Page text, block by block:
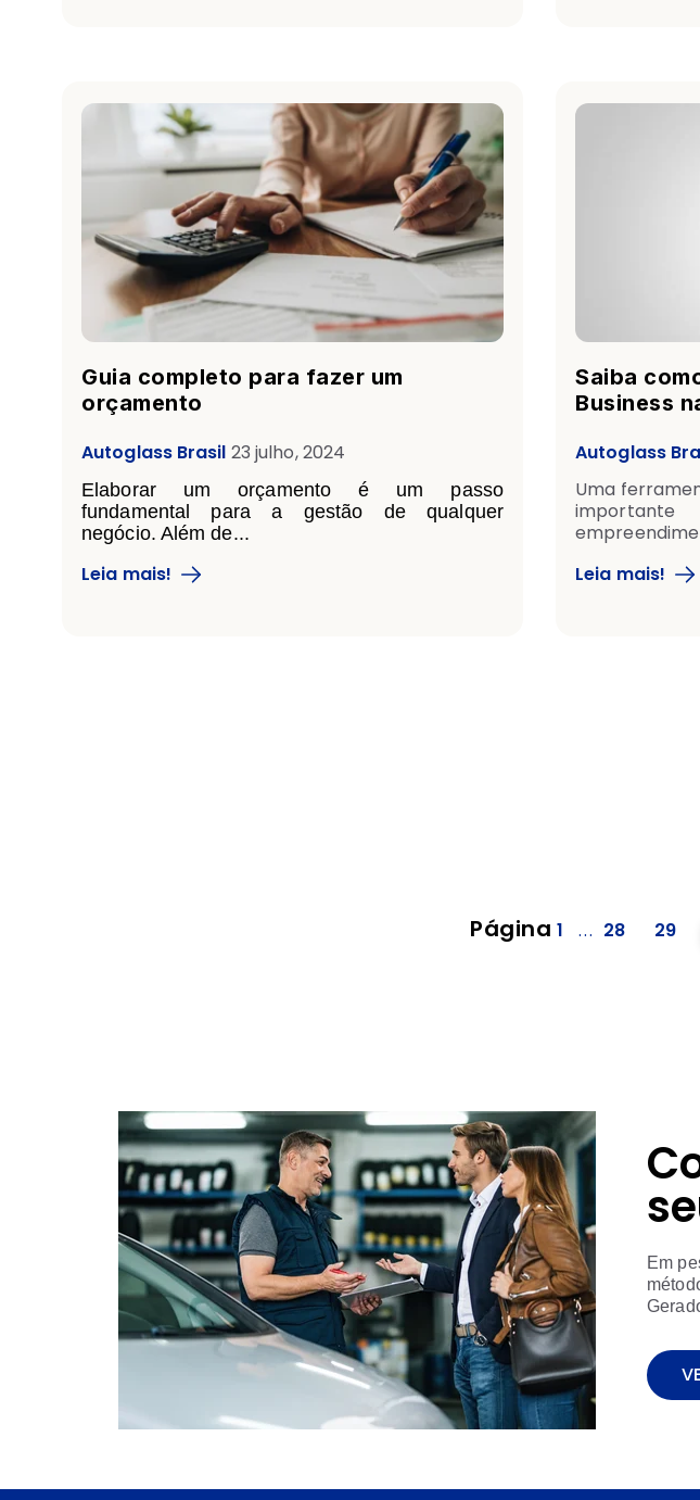
Guia completo para fazer um
orçamento
Autoglass Brasil 23 julho, 2024
Elaborar um orçamento é um passo
fundamental para a gestão de qualquer
negócio. Além de...
Leia mais!
Saiba
Business
Autoglass
Uma
Leia mais!
Página 1 ... 28 29
Em